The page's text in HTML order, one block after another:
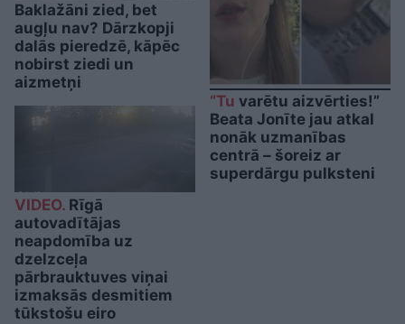
Baklažāni zied, bet
augļu nav? Dārzkopji
dalās pieredzē, kāpēc
nobirst ziedi un
aizmetņi
VIDEO. Rīgā
autovadītājas
neapdomība uz
dzelzceļa
pārbrauktuves viņai
izmaksās desmitiem
tūkstošu eiro
“Tu varētu aizvērties!”
Beata Jonīte jau atkal
nonāk uzmanības
centrā – šoreiz ar
superdārgu pulksteni